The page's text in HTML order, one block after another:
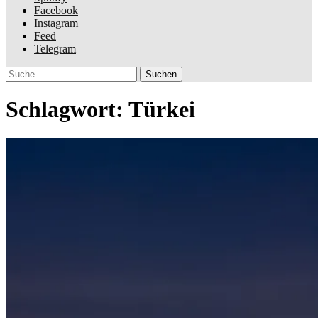
Facebook
Instagram
Feed
Telegram
Suche
Schlagwort: Türkei